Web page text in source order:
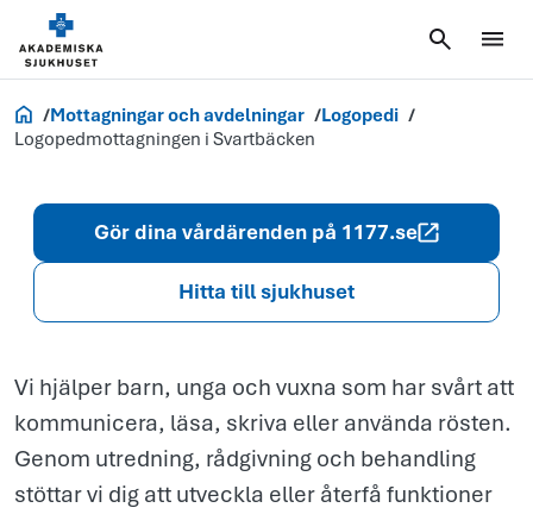
Akademiska.se
Mottagningar och avdelningar
Logopedi
Logopedmottagningen i Svartbäcken
i Svartbäcken
Gör dina vårdärenden på 1177.se
Hitta till sjukhuset
Vi hjälper barn, unga och vuxna som har svårt att
kommunicera, läsa, skriva eller använda rösten.
Genom utredning, rådgivning och behandling
stöttar vi dig att utveckla eller återfå funktioner